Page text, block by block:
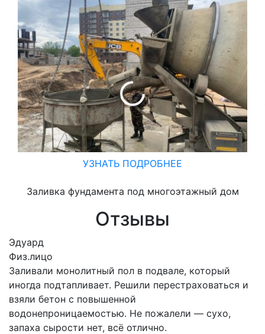
УЗНАТЬ ПОДРОБНЕЕ
Заливка фундамента под многоэтажный дом
Отзывы
Эдуард
Физ.лицо
Заливали монолитный пол в подвале, который
иногда подтапливает. Решили перестраховаться и
взяли бетон с повышенной
водонепроницаемостью. Не пожалели — сухо,
запаха сырости нет, всё отлично.